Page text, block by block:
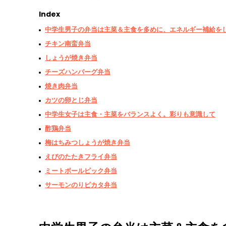
Index
中学生男子の弁当は主菜＆主食を多めに、エネルギー補給を
チキン南蛮弁当
しょうが焼き弁当
チーズハンバーグ弁当
焼き肉弁当
カツの卵とじ弁当
中学生女子は主食・主菜をバランスよく。彩りも意識して
酢鶏弁当
梅はちみつしょうが焼き弁当
えびのたたきフライ弁当
ミートボールピック弁当
サーモンのりピカタ弁当